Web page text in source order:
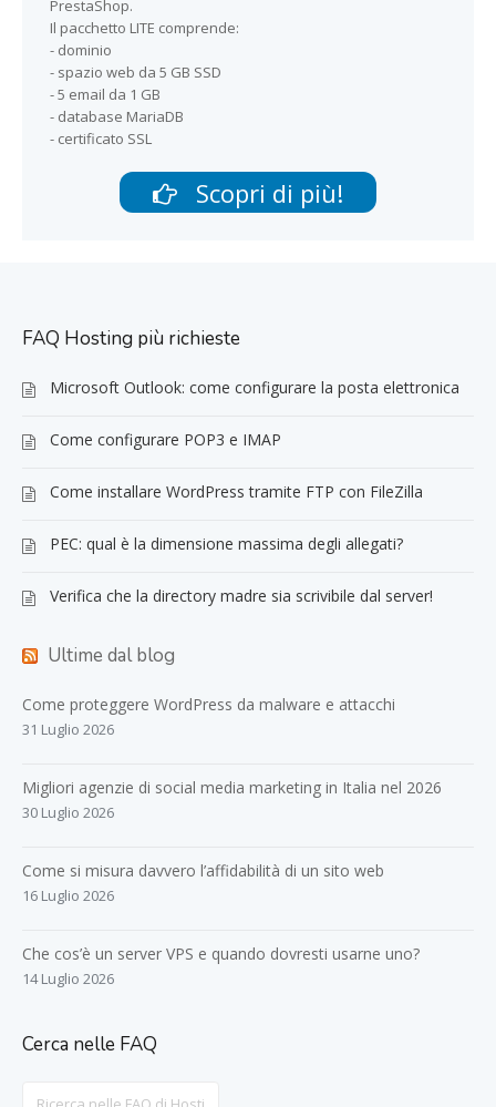
PrestaShop.
Il pacchetto LITE comprende:
- dominio
- spazio web da 5 GB SSD
- 5 email da 1 GB
- database MariaDB
- certificato SSL
Scopri di più!
FAQ Hosting più richieste
Microsoft Outlook: come configurare la posta elettronica
Come configurare POP3 e IMAP
Come installare WordPress tramite FTP con FileZilla
PEC: qual è la dimensione massima degli allegati?
Verifica che la directory madre sia scrivibile dal server!
Ultime dal blog
Come proteggere WordPress da malware e attacchi
31 Luglio 2026
Migliori agenzie di social media marketing in Italia nel 2026
30 Luglio 2026
Come si misura davvero l’affidabilità di un sito web
16 Luglio 2026
Che cos’è un server VPS e quando dovresti usarne uno?
14 Luglio 2026
Cerca nelle FAQ